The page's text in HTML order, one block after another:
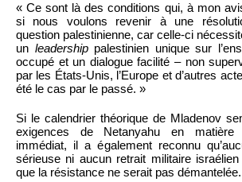
« Ce sont là des conditions qui, à mon
si nous voulons revenir à une
question palestinienne, car celle-ci
un leadershippalestinien unique sur
occupé et un dialogue facilité – non
par les États-Unis, l’Europe et d’autres
été le cas par le passé. »
Si le calendrier théorique de Mladenov
exigences de Netanyahu en matière
immédiat, il a également reconnu
sérieuse ni aucun retrait militaire israélien
que la résistance ne serait pas démantelée.